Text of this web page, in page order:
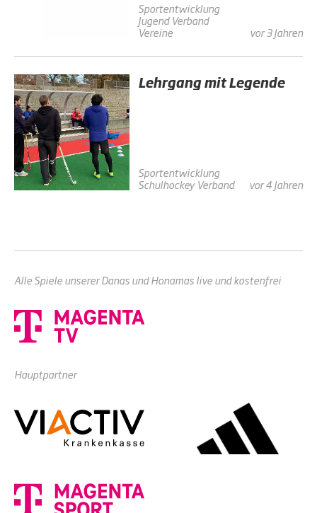
Sportentwicklung
Jugend Verband
Vereine
vor 3 Jahren
Lehrgang mit Legende
Sportentwicklung
Schulhockey Verband vor 4 Jahren
Alle Spiele unserer Danas und Honamas live und kostenfrei
Hauptpartner